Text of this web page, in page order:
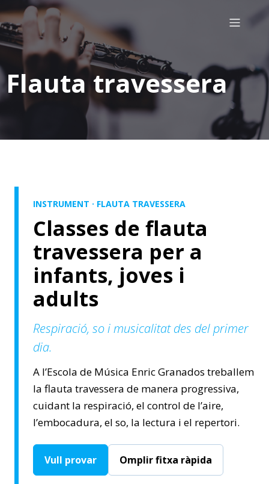
Flauta travessera
INSTRUMENT · FLAUTA TRAVESSERA
Classes de flauta
travessera per a
infants, joves i
adults
Respiració, so i musicalitat des del primer
dia.
A l’Escola de Música Enric Granados treballem
la flauta travessera de manera progressiva,
cuidant la respiració, el control de l’aire,
l’embocadura, el so, la lectura i el repertori.
Vull provar Omplir fitxa ràpida